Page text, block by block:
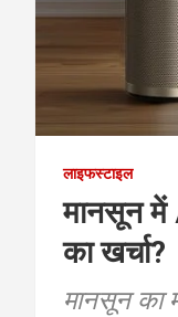
लाइफस्टाइल
मानसून में
का खर्चा?
मानसून का